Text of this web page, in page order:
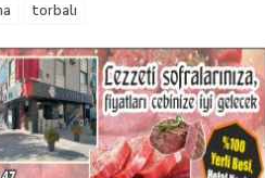
torbalı